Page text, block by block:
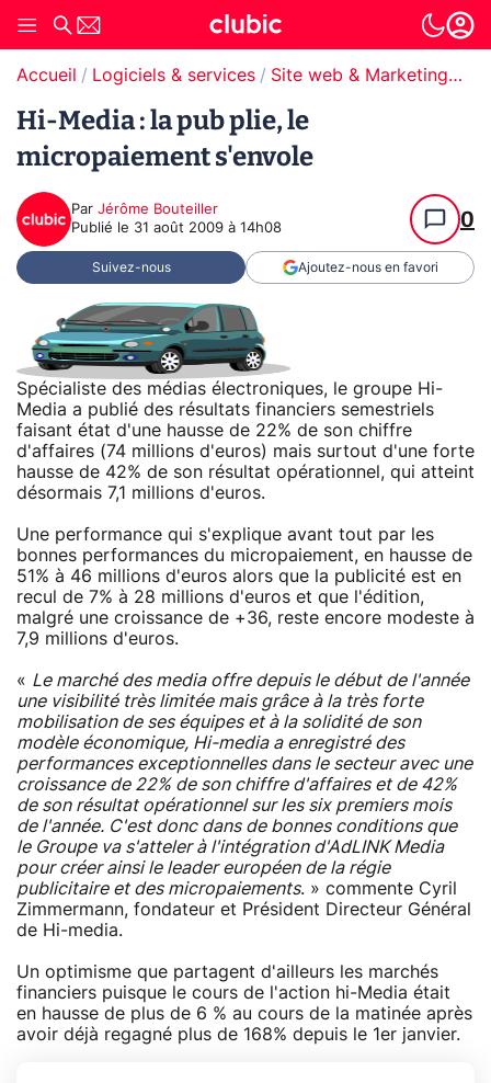
Accueil Logiciels & services Site web & Marketing Digital
Hi-Media : la pub plie, le
micropaiement s'envole
Par Jérôme Bouteiller
Publié le 31 août 2009 à 14h08 0
Suivez-nous Ajoutez-nous en favori
Spécialiste des médias électroniques, le groupe Hi-
Media a publié des résultats financiers semestriels
faisant état d'une hausse de 22% de son chiffre
d'affaires (74 millions d'euros) mais surtout d'une forte
hausse de 42% de son résultat opérationnel, qui atteint
désormais 7,1 millions d'euros.
Une performance qui s'explique avant tout par les
bonnes performances du micropaiement, en hausse de
51% à 46 millions d'euros alors que la publicité est en
recul de 7% à 28 millions d'euros et que l'édition,
malgré une croissance de +36, reste encore modeste à
7,9 millions d'euros.
« Le marché des media offre depuis le début de l'année
une visibilité très limitée mais grâce à la très forte
mobilisation de ses équipes et à la solidité de son
modèle économique, Hi-media a enregistré des
performances exceptionnelles dans le secteur avec une
croissance de 22% de son chiffre d'affaires et de 42%
de son résultat opérationnel sur les six premiers mois
de l'année. C'est donc dans de bonnes conditions que
le Groupe va s'atteler à l'intégration d'AdLINK Media
pour créer ainsi le leader européen de la régie
publicitaire et des micropaiements. » commente Cyril
Zimmermann, fondateur et Président Directeur Général
de Hi-media.
Un optimisme que partagent d'ailleurs les marchés
financiers puisque le cours de l'action hi-Media était
en hausse de plus de 6 % au cours de la matinée après
avoir déjà regagné plus de 168% depuis le 1er janvier.